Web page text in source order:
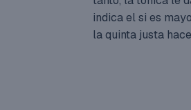
indica el si es
la quinta justa